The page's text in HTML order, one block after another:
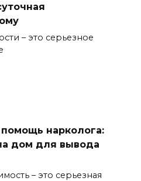
– это серьезное
нарколога:
дом для вывода
– это серьезная